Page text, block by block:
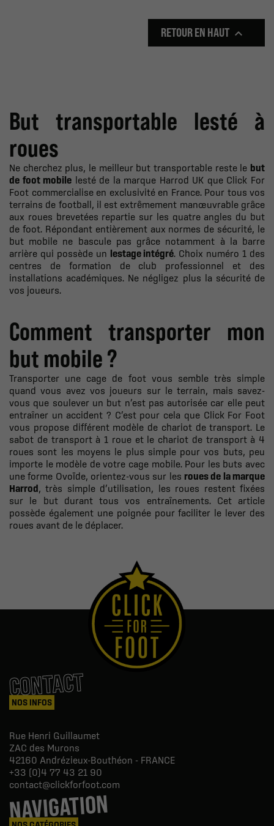
RETOUR EN HAUT 
But transportable lesté à
roues
Ne cherchez plus, le meilleur but transportable reste le but
de foot mobile lesté de la marque Harrod UK que Click For
Foot commercialise en exclusivité en France. Pour tous vos
terrains de football, il est extrêmement manœuvrable grâce
aux roues brevetées repartie sur les quatre angles du but
de foot. Répondant entièrement aux normes de sécurité, le
but mobile ne bascule pas grâce notamment à la barre
arrière qui possède un lestage intégré. Choix numéro 1 des
centres de formation de club professionnel et des
installations académiques. Ne négligez plus la sécurité de
vos joueurs.
Comment transporter mon
but mobile ?
Transporter une cage de foot vous semble très simple
quand vous avez vos joueurs sur le terrain, mais savez-
vous que soulever un but n’est pas autorisée car elle peut
entraîner un accident ? C’est pour cela que Click For Foot
vous propose différent modèle de chariot de transport. Le
sabot de transport à 1 roue et le chariot de transport à 4
roues sont les moyens le plus simple pour vos buts, peu
importe le modèle de votre cage mobile. Pour les buts avec
une forme Ovoïde, orientez-vous sur les roues de la marque
Harrod, très simple d’utilisation, les roues restent fixées
sur le but durant tous vos entraînements. Cet article
possède également une poignée pour faciliter le lever des
roues avant de le déplacer.
CONTACT
NOS INFOS
Rue Henri Guillaumet
ZAC des Murons
42160 Andrézieux-Bouthéon - FRANCE
+33 (0)4 77 43 21 90
contact@clickforfoot.com
NAVIGATION